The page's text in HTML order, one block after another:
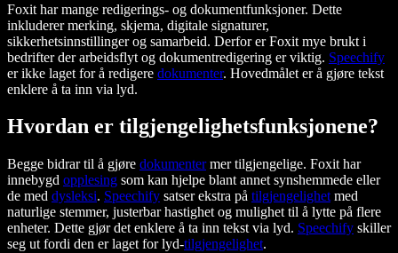
Foxit har mange redigerings- og dokumentfunksjoner. Dette
inkluderer merking, skjema, digitale signaturer,
sikkerhetsinnstillinger og samarbeid. Derfor er Foxit mye brukt i
bedrifter der arbeidsflyt og dokumentredigering er viktig. Speechify
er ikke laget for å redigere dokumenter. Hovedmålet er å gjøre tekst
enklere å ta inn via lyd.
Hvordan er tilgjengelighetsfunksjonene?
Begge bidrar til å gjøre dokumentermer tilgjengelige. Foxit har
innebygd opplesing som kan hjelpe blant annet synshemmede eller
de med dysleksi. Speechify satser ekstra på tilgjengelighet med
naturlige stemmer, justerbar hastighet og mulighet til å lytte på flere
enheter. Dette gjør det enklere å ta inn tekst via lyd. Speechify skiller
seg ut fordi den er laget for lyd-tilgjengelighet.